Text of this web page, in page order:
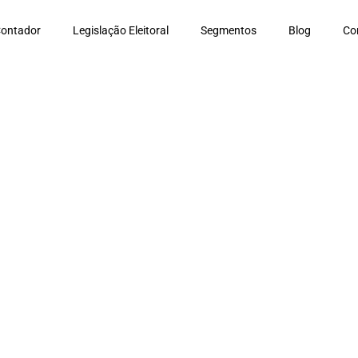
Legislação Eleitoral Segmentos Blog